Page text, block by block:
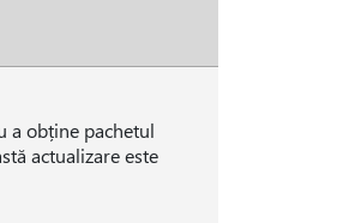
a obține pachetul
actualizare este